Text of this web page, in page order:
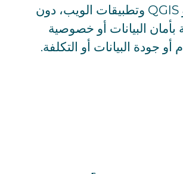
ArcGIS و QGIS وتطبيقات الويب، دون
بأمان البيانات أو خصوصية
جودة البيانات أو التكلفة.